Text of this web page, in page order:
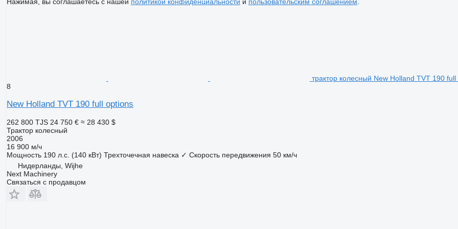
трактор колесный New Holland TVT 190
8
New Holland TVT 190 full options
262 800 TJS 24 750 € ≈ 28 430 $
Трактор колесный
2006
16 900 м/ч
Мощность 190 л.с. (140 кВт) Трехточечная навеска ✓ Скорость передвижения 50 км/ч
Нидерланды, Wijhe
Next Machinery
Связаться с продавцом